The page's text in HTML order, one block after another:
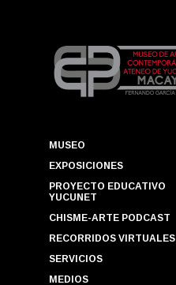
MUSEO
EXPOSICIONES
PROYECTO EDUCATIVO
YUCUNET
CHISME-ARTE PODCAST
RECORRIDOS VIRTUALES
SERVICIOS
MEDIOS